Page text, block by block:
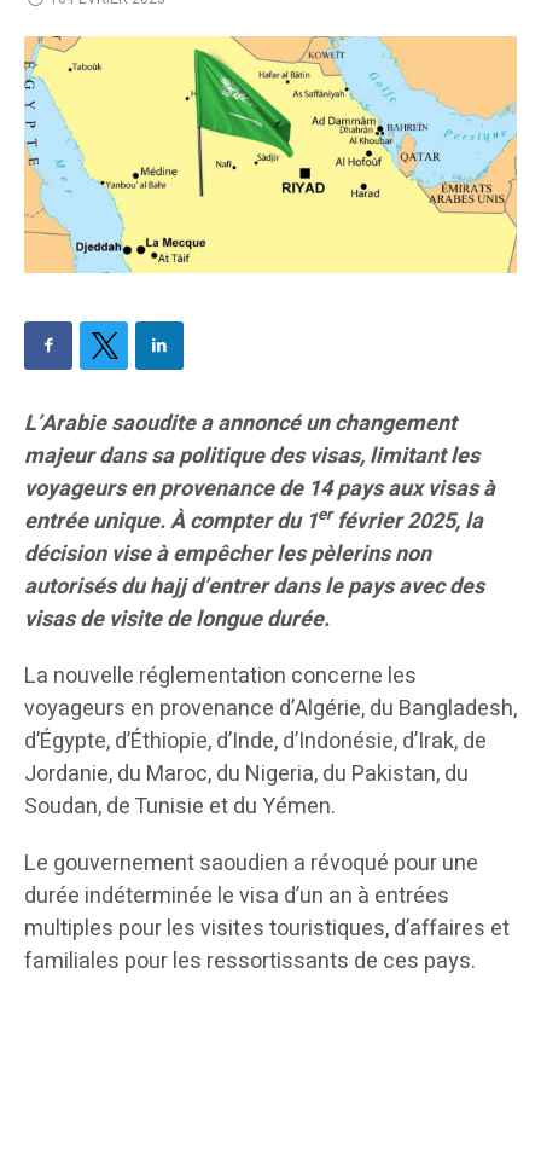
L’Arabie saoudite a annoncé un changement
majeur dans sa politique des visas, limitant les
voyageurs en provenance de 14 pays aux visas à
entrée unique. À compter du 1erfévrier 2025, la
décision vise à empêcher les pèlerins non
autorisés du hajj d’entrer dans le pays avec des
visas de visite de longue durée.
La nouvelle réglementation concerne les
voyageurs en provenance d’Algérie, du Bangladesh,
d’Égypte, d’Éthiopie, d’Inde, d’Indonésie, d’Irak, de
Jordanie, du Maroc, du Nigeria, du Pakistan, du
Soudan, de Tunisie et du Yémen.
Le gouvernement saoudien a révoqué pour une
durée indéterminée le visa d’un an à entrées
multiples pour les visites touristiques, d’affaires et
familiales pour les ressortissants de ces pays.